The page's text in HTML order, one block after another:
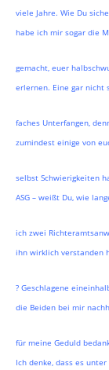
viele Jahre. Wie Du
habe ich mir sogar die
gemacht, euer
erlernen. Eine gar nicht
faches Unterfangen,
zumindest einige von
selbst Schwierigkeiten
ASG – weißt Du, wie
ich zwei
ihn wirklich verstanden
? Geschlagene
die Beiden bei mir
für meine Geduld
Ich denke, dass es